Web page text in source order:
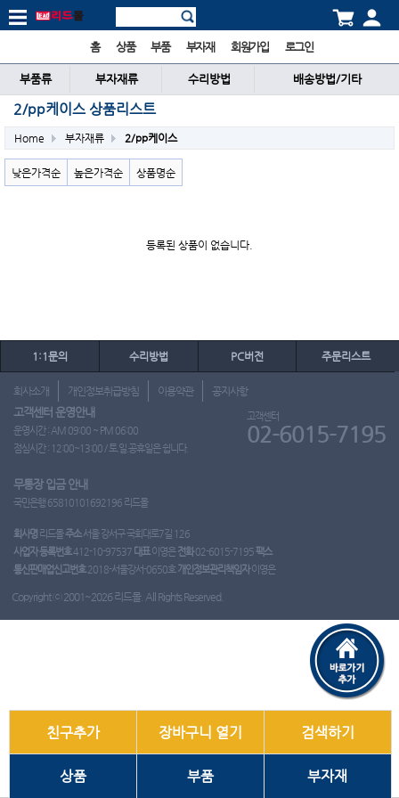
홈 상품 부품 부자재 회원가입 로그인
부품류 부자재류 수리방법 배송방법/기타
2/pp케이스 상품리스트
Home 부자재류 2/pp케이스
낮은가격순 높은가격순 상품명순
등록된 상품이 없습니다.
1:1문의 수리방법 PC버전 주문리스트
회사소개 개인정보취급방침 이용약관 공지사항
고객센터 운영안내
운영시간 : AM 09:00 ~ PM 06:00
점심시간 : 12:00~13:00 / 토.일.공휴일은 쉽니다.
고객센터
02-6015-7195
무통장 입금 안내
국민은행 65810101692196 리드몰
회사명 리드몰주소서울 강서구 국회대로7길 126
사업자 등록번호412-10-97537 대표이영은 전화02-6015-7195팩스
통신판매업신고번호2018-서울강서-0650호 개인정보관리책임자이영은
Copyright ⓒ 2001~2026 리드몰. All Rights Reserved.
친구추가 장바구니 열기 검색하기
상품 부품 부자재